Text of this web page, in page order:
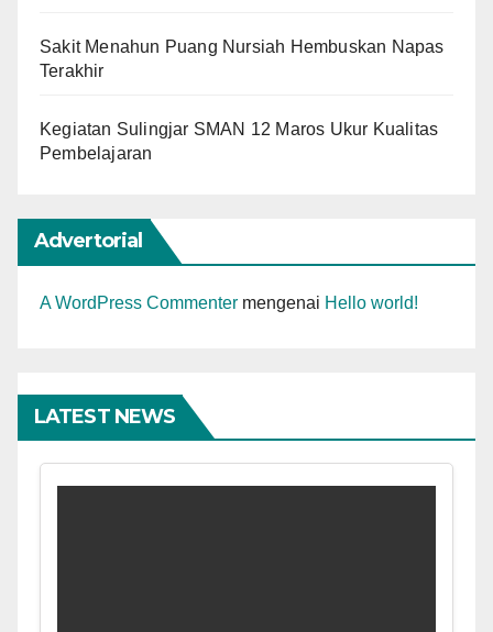
Sakit Menahun Puang Nursiah Hembuskan Napas
Terakhir
Kegiatan Sulingjar SMAN 12 Maros Ukur Kualitas
Pembelajaran
Advertorial
A WordPress Commenter mengenai Hello world!
LATEST NEWS